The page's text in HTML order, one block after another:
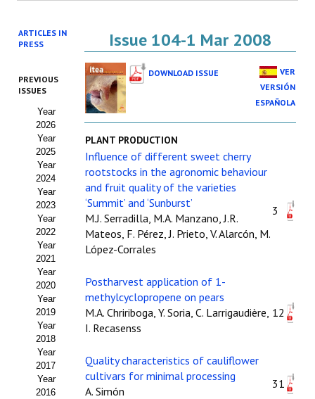
Asociación AIDA
Cincuentenario AIDA
Organigrama
Estatutos
Hacerse socio
Noticias
Galería de Fotos
Web AIDA 2.0
REVISTA ITEA
Presentación ITEA
Equipo Editorial
Leer revista ITEA
ARTICLES IN
PRESS
PREVIOUS
ISSUES
Year
2026
Year
2025
Year
2024
Year
2023
Year
2022
Year
2021
Year
2020
Year
2019
Year
2018
Year
2017
Year
2016
Issue 104-1 Mar 2008
DOWNLOAD ISSUE
VER
VERSIÓN
ESPAÑOLA
PLANT PRODUCTION
Influence of different sweet cherry
rootstocks in the agronomic behaviour
and fruit quality of the varieties
‘Summit’ and ‘Sunburst’
M.J. Serradilla, M.A. Manzano, J.R.
Mateos, F. Pérez, J. Prieto, V. Alarcón, M.
López-Corrales
3
Postharvest application of 1-
methylcyclopropene on pears
M.A. Chririboga, Y. Soria, C. Larrigaudière,
I. Recasenss
12
Quality characteristics of cauliflower
cultivars for minimal processing
A. Simón
31